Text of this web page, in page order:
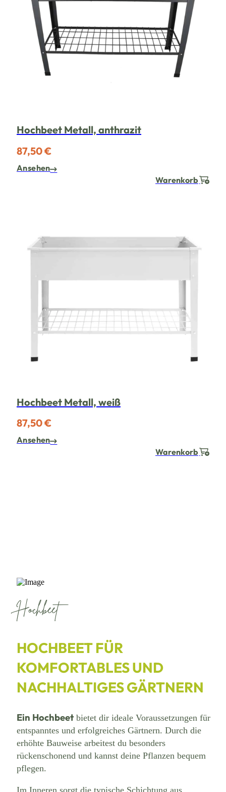
Hochbeet Metall, anthrazit
87,50 €
Ansehen
Warenkorb
Hochbeet Metall, weiß
87,50 €
Ansehen
Warenkorb
Hochbeet
HOCHBEET FÜR
KOMFORTABLES UND
NACHHALTIGES GÄRTNERN
Ein Hochbeet bietet dir ideale Voraussetzungen für
entspanntes und erfolgreiches Gärtnern. Durch die
erhöhte Bauweise arbeitest du besonders
rückenschonend und kannst deine Pflanzen bequem
pflegen.